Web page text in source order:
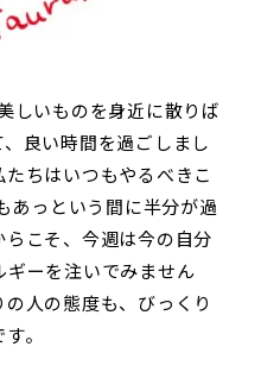
しいものを身近に散りば
良い時間を過ごしまし
ちはいつもやるべきこ
あっという間に半分が過
こそ、今週は今の自分
ーを注いでみません
人の態度も、びっくり
。